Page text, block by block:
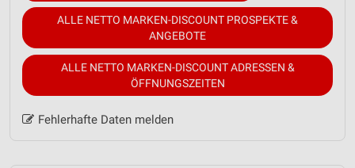
ALLE NETTO MARKEN-DISCOUNT PROSPEKTE &
ANGEBOTE
ALLE NETTO MARKEN-DISCOUNT ADRESSEN &
ÖFFNUNGSZEITEN
Fehlerhafte Daten melden